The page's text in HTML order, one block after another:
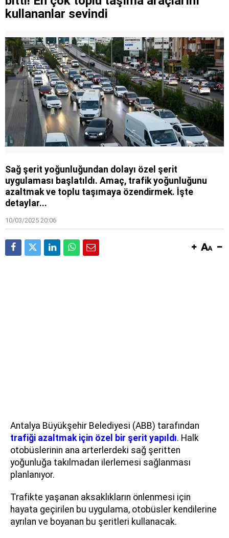
kullananlar sevindi
Sağ şerit yoğunluğundan dolayı özel şerit
uygulaması başlatıldı. Amaç, trafik yoğunluğunu
azaltmak ve toplu taşımaya özendirmek. İşte
detaylar...
10/03/2025 20:06
Antalya Büyükşehir Belediyesi (ABB) tarafından
trafiği azaltmak için özel bir şerit yapıldı. Halk
otobüslerinin ana arterlerdeki sağ şeritten
yoğunluğa takılmadan ilerlemesi sağlanması
planlanıyor.
Trafikte yaşanan aksaklıkların önlenmesi için
hayata geçirilen bu uygulama, otobüsler kendilerine
ayrılan ve boyanan bu şeritleri kullanacak.